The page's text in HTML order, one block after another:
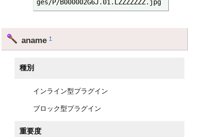
ges/P/B000002G6J.01.LZZZZZZZ.jpg
aname†
種別
インライン型プラグイン
ブロック型プラグイン
重要度